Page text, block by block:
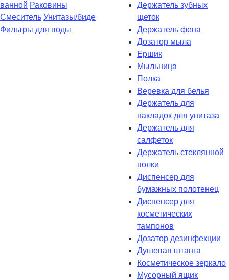
ванной Раковины
Смеситель Унитазы/биде
Фильтры для воды
Держатель зубных
щеток
Держатель фена
Дозатор мыла
Eршик
Мыльница
Полка
Веревка для белья
Держатель для
накладок для унитаза
Держатель для
салфеток
Держатель стеклянной
полки
Диспенсер для
бумажных полотенец
Диспенсер для
косметических
тампонов
Дозатор дезинфекции
Душевая штанга
Косметическое зеркало
Мусорный ящик